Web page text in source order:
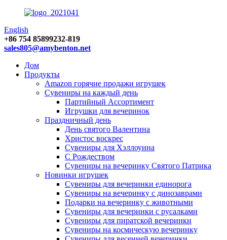
English
+86 754 85899232-819
sales805@amybenton.net
Дом
Продукты
Amazon горячие продажи игрушек
Сувениры на каждый день
Партийный Ассортимент
Игрушки для вечеринок
Праздничный день
День святого Валентина
Христос воскрес
Сувениры для Хэллоуина
С Рождеством
Сувениры на вечеринку Святого Патрика
Новинки игрушек
Сувениры для вечеринки единорога
Сувениры на вечеринку с динозаврами
Подарки на вечеринку с животными
Сувениры для вечеринки с русалками
Сувениры для пиратской вечеринки
Сувениры на космическую вечеринку